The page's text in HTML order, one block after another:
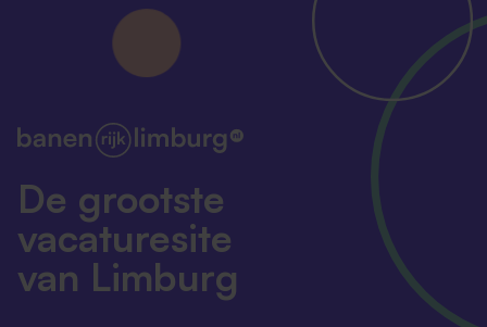
De grootste
vacaturesite
van Limburg